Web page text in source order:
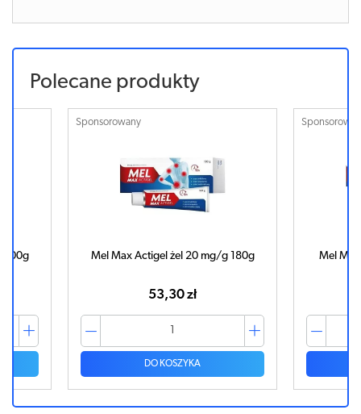
Polecane produkty
100g
Sponsorowany
Mel Max Actigel żel 20 mg/g 180g
53,30 zł
DO KOSZYKA
Mel